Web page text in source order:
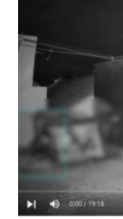
artigos